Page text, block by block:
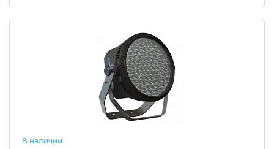
В наличии